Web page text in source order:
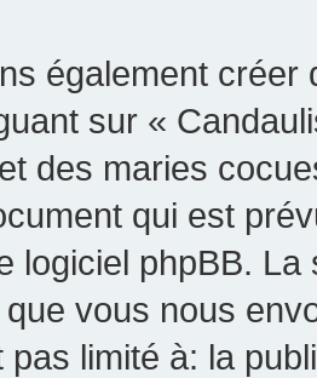
également
sur «
des maries
qui est
logiciel phpBB.
que vous nous
pas limité à: la